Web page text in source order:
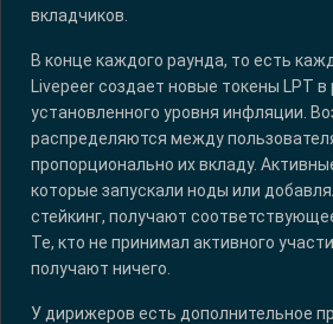
вкладчиков.
В конце каждого раунда, то есть
Livepeer создает новые токены LPT в
установленного уровня инфляции.
распределяются между
пропорционально их вкладу.
которые запускали ноды или
стейкинг, получают
Те, кто не принимал активного
получают ничего.
У дирижеров есть дополнительное